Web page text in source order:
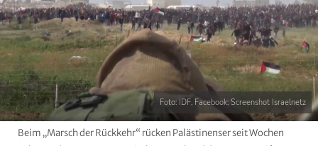
Foto: IDF, Facebook; Screenshot Israelnetz
Beim „Marsch der Rückkehr“ rücken Palästinenser seit Wochen